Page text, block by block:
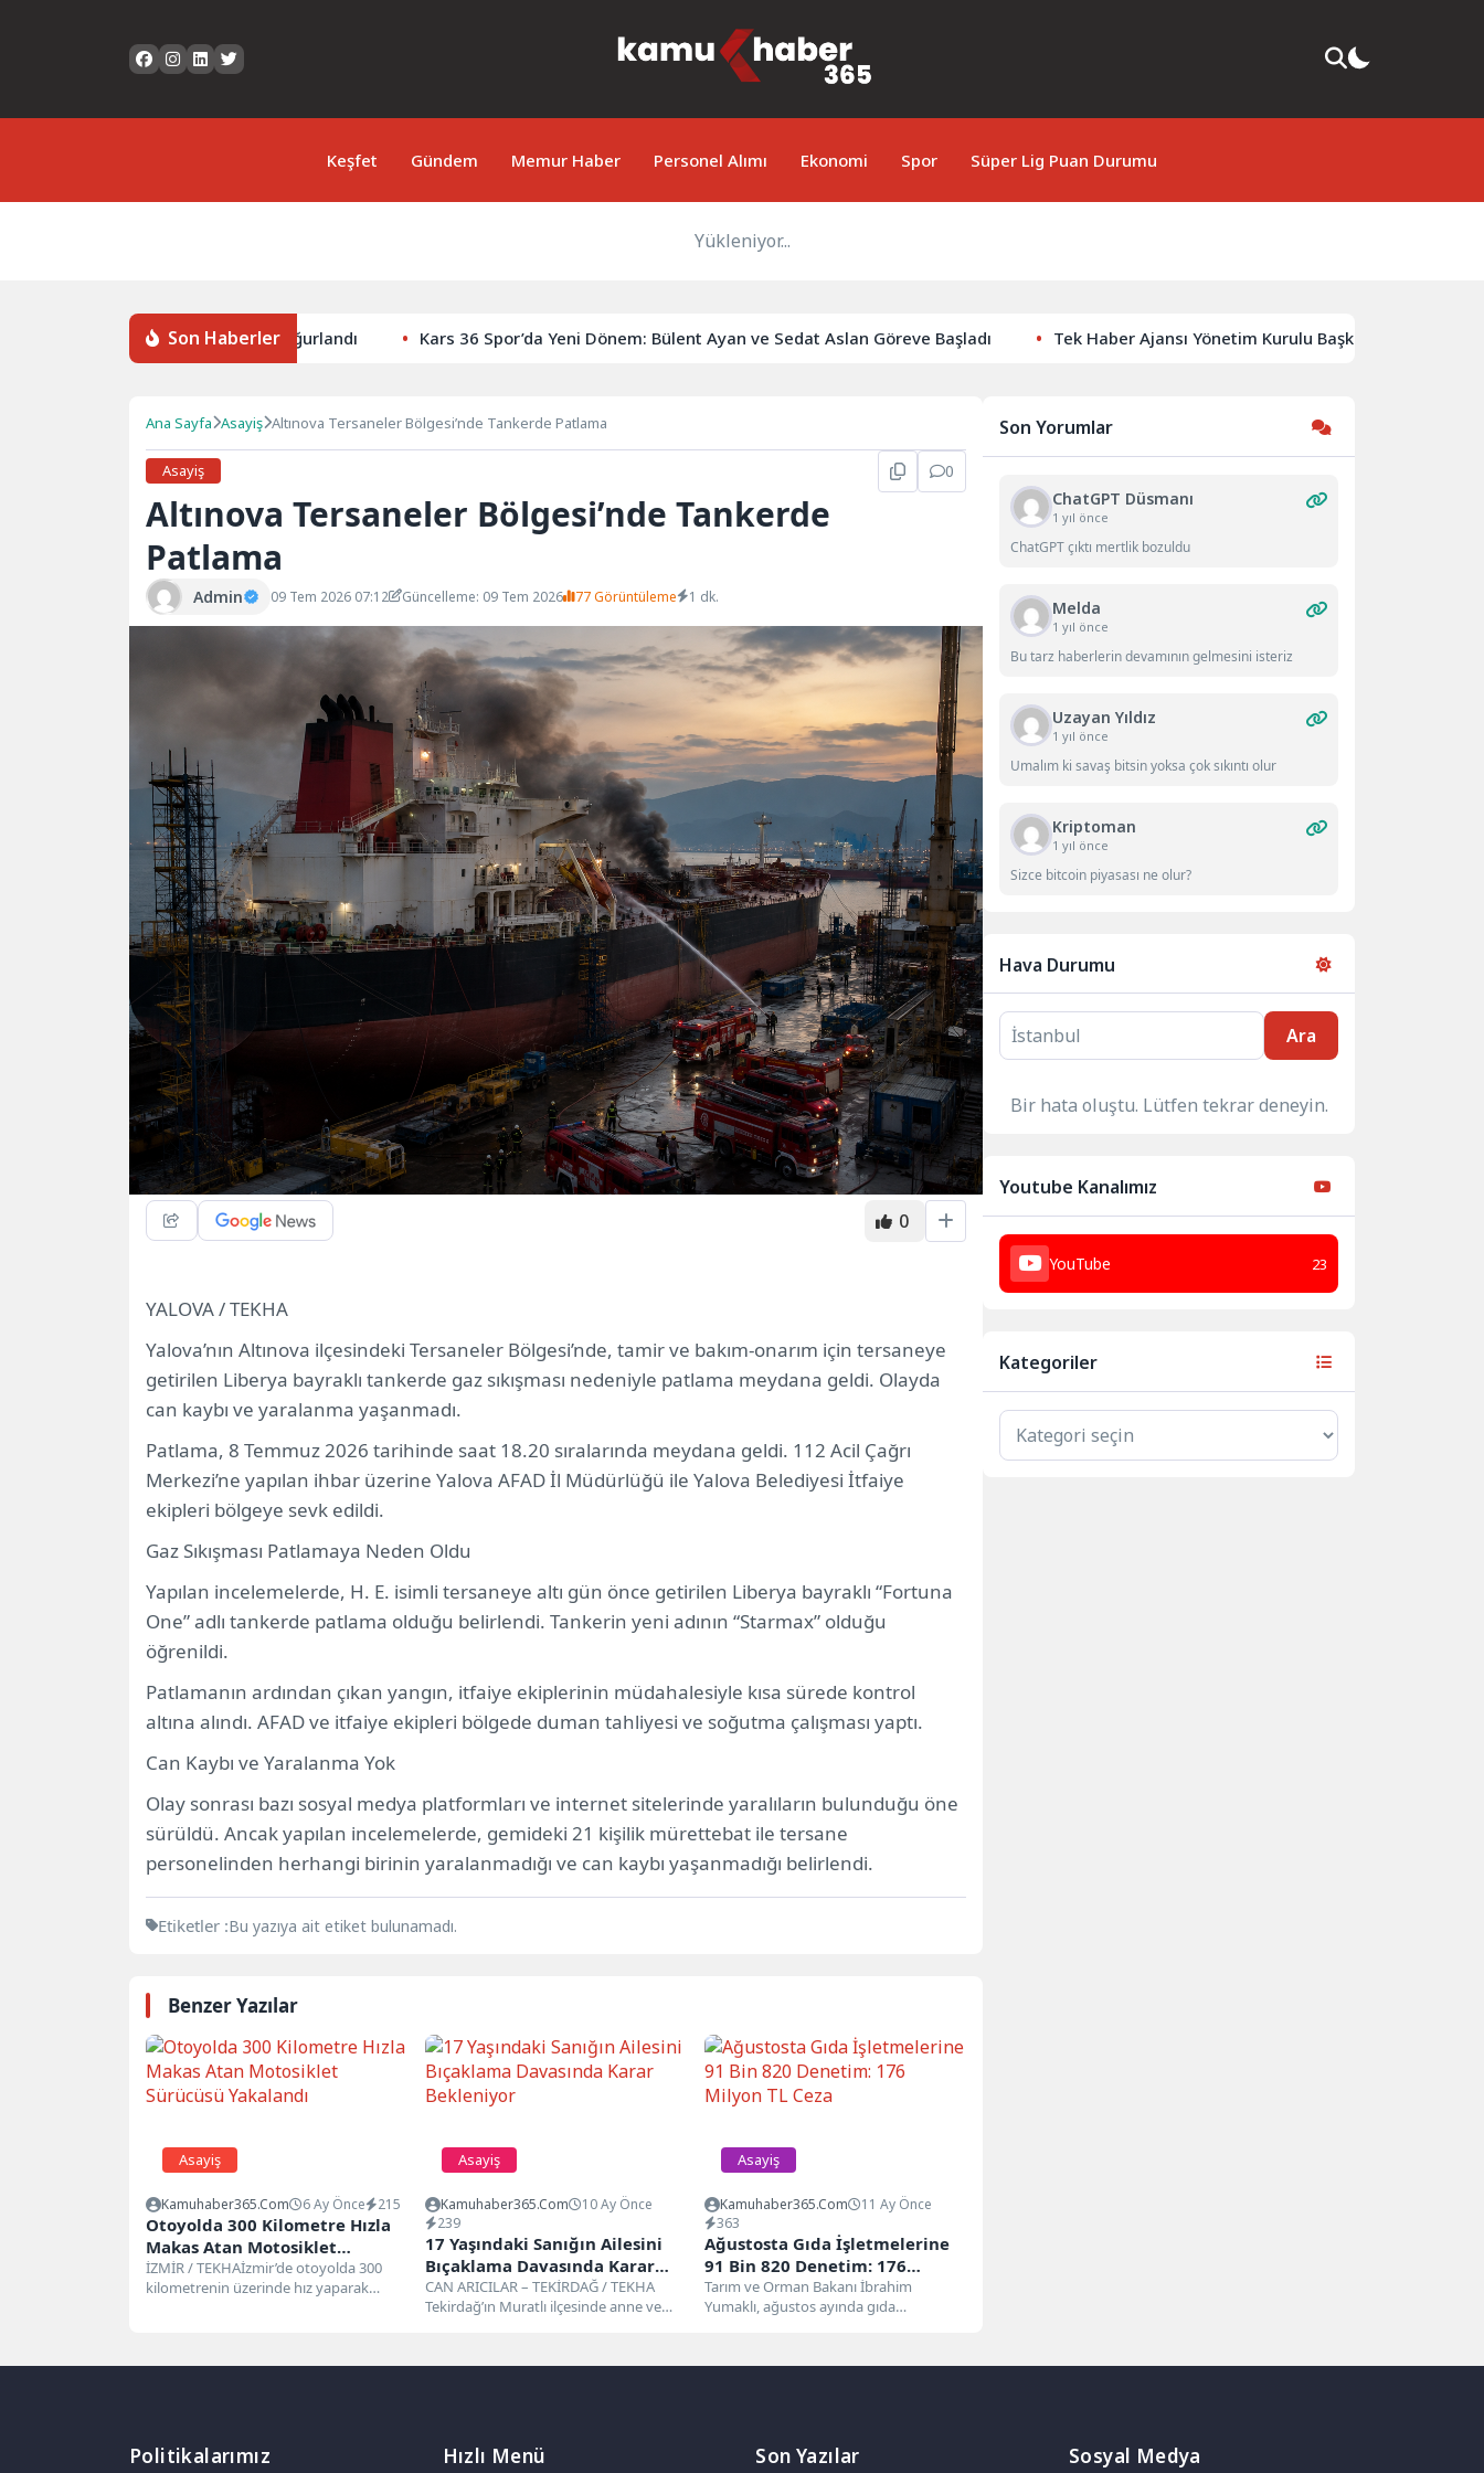
Keşfet Gündem Memur Haber Personel Alımı Ekonomi Spor Süper Lig Puan Durumu
Yükleniyor...
Son Haberler
yöneticisi son yolculuğuna uğurlandı Kars 36 Spor’da Yeni Dönem: Bülent Ayan ve Sedat Aslan Göreve Başladı Tek Haber Ajansı Yönetim Kurulu Başkanı Abdurrahim
Ana Sayfa Asayiş Altınova Tersaneler Bölgesi’nde Tankerde Patlama
Asayiş 0
Altınova Tersaneler Bölgesi’nde Tankerde
Patlama
Admin 09 Tem 2026 07:12 Güncelleme: 09 Tem 2026 77 Görüntüleme 1 dk.
0
YALOVA / TEKHA
Yalova’nın Altınova ilçesindeki Tersaneler Bölgesi’nde, tamir ve bakım-onarım için tersaneye
getirilen Liberya bayraklı tankerde gaz sıkışması nedeniyle patlama meydana geldi. Olayda
can kaybı ve yaralanma yaşanmadı.
Patlama, 8 Temmuz 2026 tarihinde saat 18.20 sıralarında meydana geldi. 112 Acil Çağrı
Merkezi’ne yapılan ihbar üzerine Yalova AFAD İl Müdürlüğü ile Yalova Belediyesi İtfaiye
ekipleri bölgeye sevk edildi.
Gaz Sıkışması Patlamaya Neden Oldu
Yapılan incelemelerde, H. E. isimli tersaneye altı gün önce getirilen Liberya bayraklı “Fortuna
One” adlı tankerde patlama olduğu belirlendi. Tankerin yeni adının “Starmax” olduğu
öğrenildi.
Patlamanın ardından çıkan yangın, itfaiye ekiplerinin müdahalesiyle kısa sürede kontrol
altına alındı. AFAD ve itfaiye ekipleri bölgede duman tahliyesi ve soğutma çalışması yaptı.
Can Kaybı ve Yaralanma Yok
Olay sonrası bazı sosyal medya platformları ve internet sitelerinde yaralıların bulunduğu öne
sürüldü. Ancak yapılan incelemelerde, gemideki 21 kişilik mürettebat ile tersane
personelinden herhangi birinin yaralanmadığı ve can kaybı yaşanmadığı belirlendi.
Etiketler :Bu yazıya ait etiket bulunamadı.
Benzer Yazılar
Asayiş
Kamuhaber365.com 6 Ay Önce 215
Otoyolda 300 Kilometre Hızla
Makas Atan Motosiklet
Sürücüsü Yakalandı
İZMİR / TEKHAİzmir’de otoyolda 300
kilometrenin üzerinde hız yaparak
Asayiş
Kamuhaber365.com
10 Ay Önce
239
17 Yaşındaki Sanığın Ailesini
Bıçaklama Davasında Karar
Bekleniyor
CAN ARICILAR – TEKİRDAĞ / TEKHA
Tekirdağ’ın Muratlı ilçesinde anne ve
Asayiş
Kamuhaber365.com
11 Ay Önce
363
Ağustosta Gıda İşletmelerine
91 Bin 820 Denetim: 176
Milyon TL Ceza
Tarım ve Orman Bakanı İbrahim
Yumaklı, ağustos ayında gıda
Son Yorumlar
ChatGPT Düsmanı
1 yıl önce
ChatGPT çıktı mertlik bozuldu
Melda
1 yıl önce
Bu tarz haberlerin devamının gelmesini isteriz
Uzayan Yıldız
1 yıl önce
Umalım ki savaş bitsin yoksa çok sıkıntı olur
Kriptoman
1 yıl önce
Sizce bitcoin piyasası ne olur?
Hava Durumu
Ara
Bir hata oluştu. Lütfen tekrar deneyin.
Youtube Kanalımız
YouTube 23
Kategoriler
Politikalarımız Hızlı Menü Son Yazılar Sosyal Medya